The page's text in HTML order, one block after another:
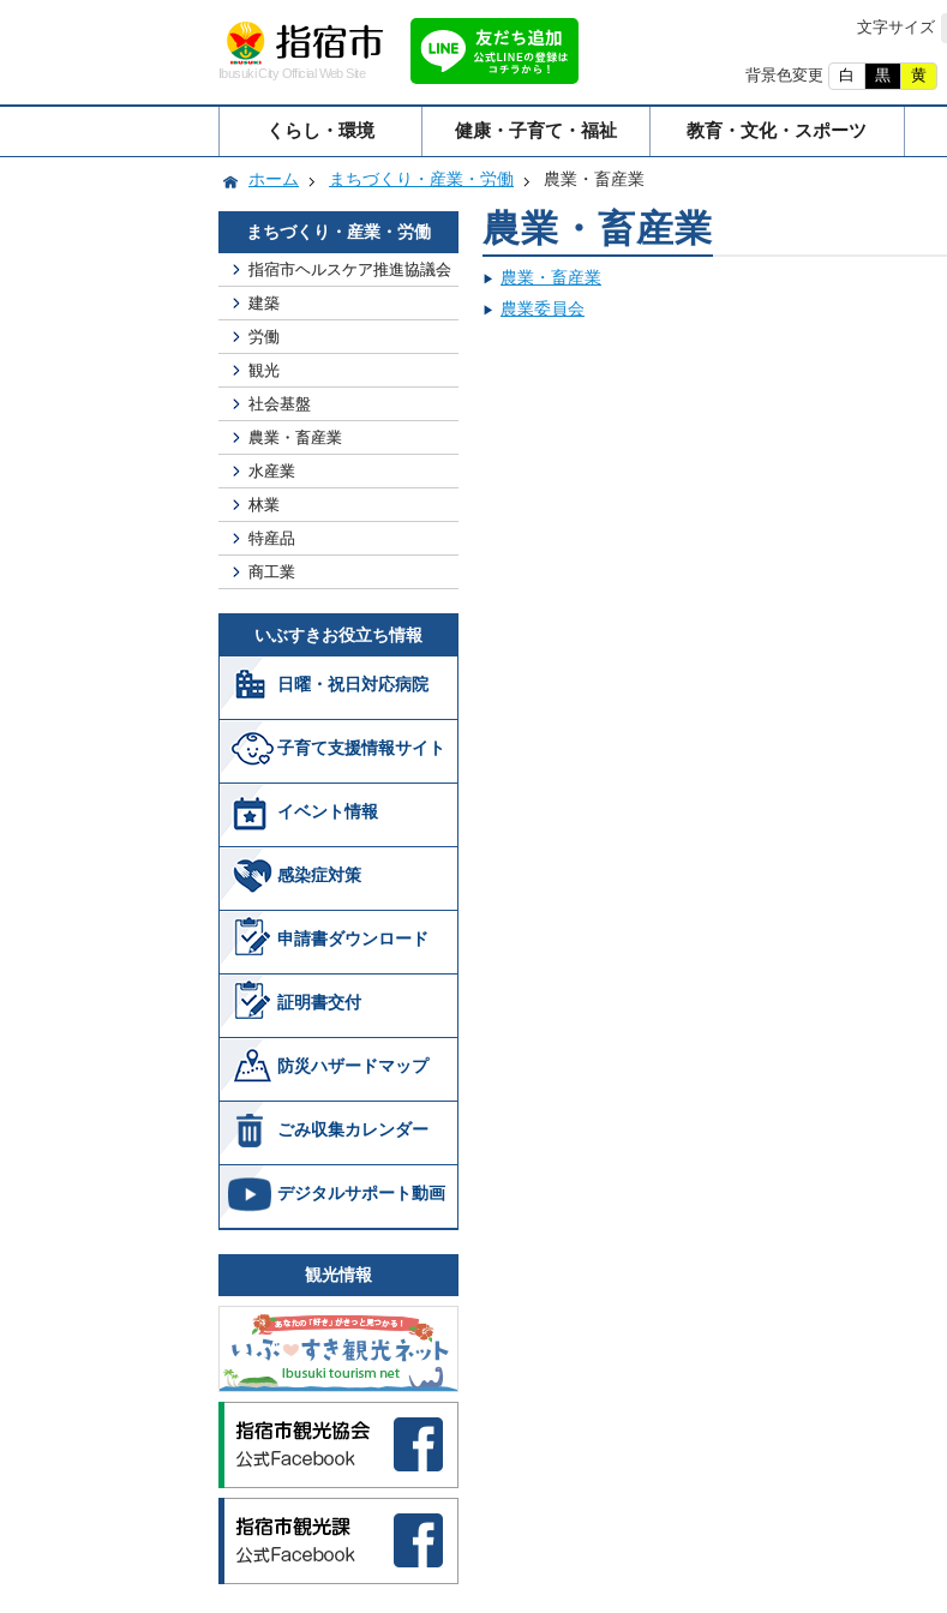
文字サイズ
Ibusuki City Official Web Site 背景色変更 白 黒 黄
くらし・環境 健康・子育て・福祉 教育・文化・スポーツ
ホーム まちづくり・産業・労働 農業・畜産業
まちづくり・産業・労働
指宿市ヘルスケア推進協議会
建築
労働
観光
社会基盤
農業・畜産業
水産業
林業
特産品
商工業
いぶすきお役立ち情報
日曜・祝日対応病院
子育て支援情報サイト
イベント情報
感染症対策
申請書ダウンロード
証明書交付
防災ハザードマップ
ごみ収集カレンダー
デジタルサポート動画
観光情報
農業・畜産業
農業・畜産業
農業委員会